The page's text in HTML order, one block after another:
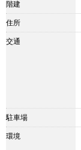
階建
住所
交通
駐車場
環境